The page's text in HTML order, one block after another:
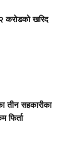
करोडको खरिद
तीन सहकारीका
फिर्ता